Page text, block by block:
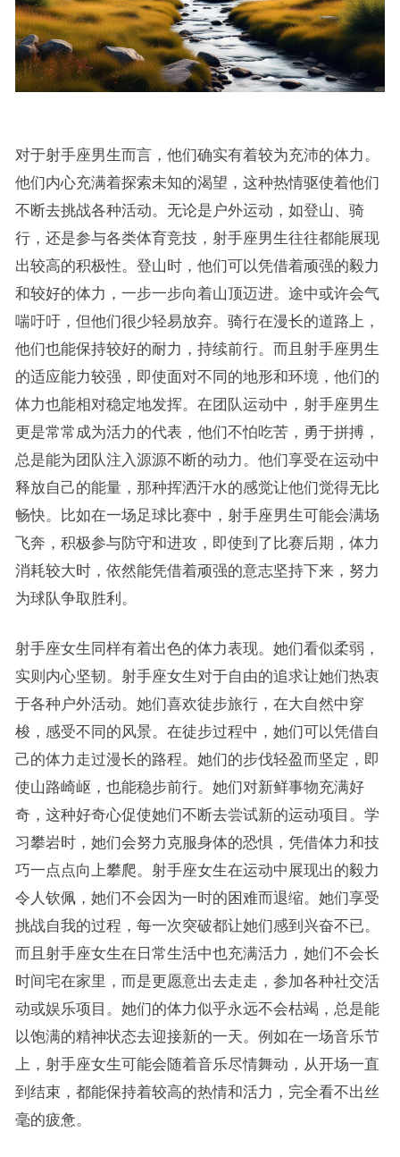
对于射手座男生而言，他们确实有着较为充沛的体力。
他们内心充满着探索未知的渴望，这种热情驱使着他们
不断去挑战各种活动。无论是户外运动，如登山、骑
行，还是参与各类体育竞技，射手座男生往往都能展现
出较高的积极性。登山时，他们可以凭借着顽强的毅力
和较好的体力，一步一步向着山顶迈进。途中或许会气
喘吁吁，但他们很少轻易放弃。骑行在漫长的道路上，
他们也能保持较好的耐力，持续前行。而且射手座男生
的适应能力较强，即使面对不同的地形和环境，他们的
体力也能相对稳定地发挥。在团队运动中，射手座男生
更是常常成为活力的代表，他们不怕吃苦，勇于拼搏，
总是能为团队注入源源不断的动力。他们享受在运动中
释放自己的能量，那种挥洒汗水的感觉让他们觉得无比
畅快。比如在一场足球比赛中，射手座男生可能会满场
飞奔，积极参与防守和进攻，即使到了比赛后期，体力
消耗较大时，依然能凭借着顽强的意志坚持下来，努力
为球队争取胜利。
射手座女生同样有着出色的体力表现。她们看似柔弱，
实则内心坚韧。射手座女生对于自由的追求让她们热衷
于各种户外活动。她们喜欢徒步旅行，在大自然中穿
梭，感受不同的风景。在徒步过程中，她们可以凭借自
己的体力走过漫长的路程。她们的步伐轻盈而坚定，即
使山路崎岖，也能稳步前行。她们对新鲜事物充满好
奇，这种好奇心促使她们不断去尝试新的运动项目。学
习攀岩时，她们会努力克服身体的恐惧，凭借体力和技
巧一点点向上攀爬。射手座女生在运动中展现出的毅力
令人钦佩，她们不会因为一时的困难而退缩。她们享受
挑战自我的过程，每一次突破都让她们感到兴奋不已。
而且射手座女生在日常生活中也充满活力，她们不会长
时间宅在家里，而是更愿意出去走走，参加各种社交活
动或娱乐项目。她们的体力似乎永远不会枯竭，总是能
以饱满的精神状态去迎接新的一天。例如在一场音乐节
上，射手座女生可能会随着音乐尽情舞动，从开场一直
到结束，都能保持着较高的热情和活力，完全看不出丝
毫的疲惫。